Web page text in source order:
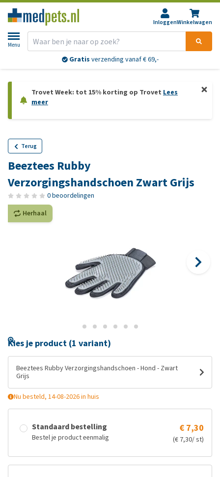
InloggenWinkelwagen
Menu
Gratis verzending vanaf € 69,-
Trovet Week: tot 15% korting op Trovet Lees
meer
Terug
Beeztees Rubby
Verzorgingshandschoen Zwart Grijs
0 beoordelingen
Herhaal
Kies je product (1 variant)
Beeztees Rubby Verzorgingshandschoen - Hond - Zwart
Grijs
Nu besteld, 14-08-2026 in huis
Standaard bestelling
Bestel je product eenmalig
€ 7,30
(€ 7,30/ st)